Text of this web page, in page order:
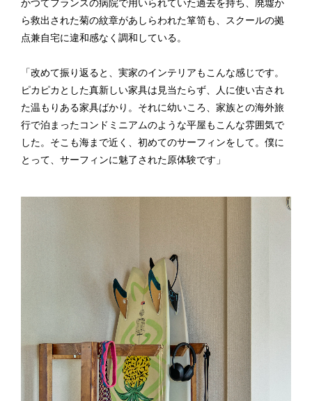
かつてフランスの病院で用いられていた過去を持ち、廃墟か
ら救出された菊の紋章があしらわれた箪笥も、スクールの拠
点兼自宅に違和感なく調和している。
「改めて振り返ると、実家のインテリアもこんな感じです。
ピカピカとした真新しい家具は見当たらず、人に使い古され
た温もりある家具ばかり。それに幼いころ、家族との海外旅
行で泊まったコンドミニアムのような平屋もこんな雰囲気で
した。そこも海まで近く、初めてのサーフィンをして。僕に
とって、サーフィンに魅了された原体験です」